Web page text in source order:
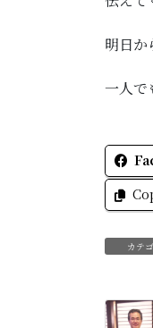
明日か
一人で
カテ